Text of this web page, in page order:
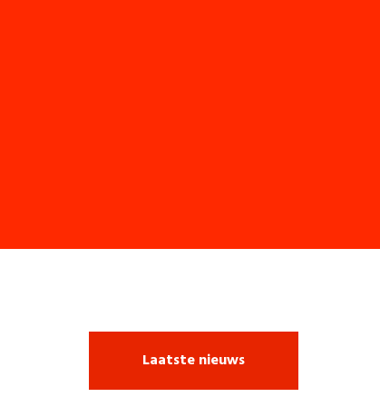
Laatste nieuws